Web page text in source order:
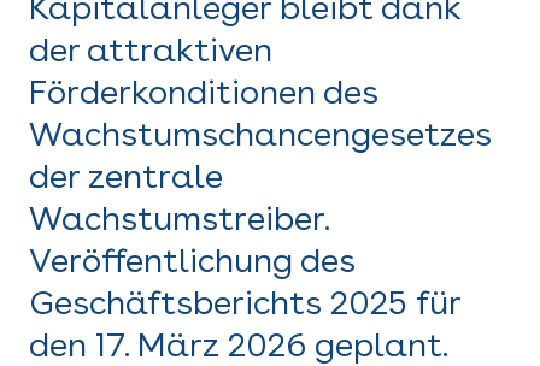
der attraktiven
Förderkonditionen des
Wachstumschancengesetzes
der zentrale
Wachstumstreiber.
Veröffentlichung des
Geschäftsberichts 2025 für
den 17. März 2026 geplant.